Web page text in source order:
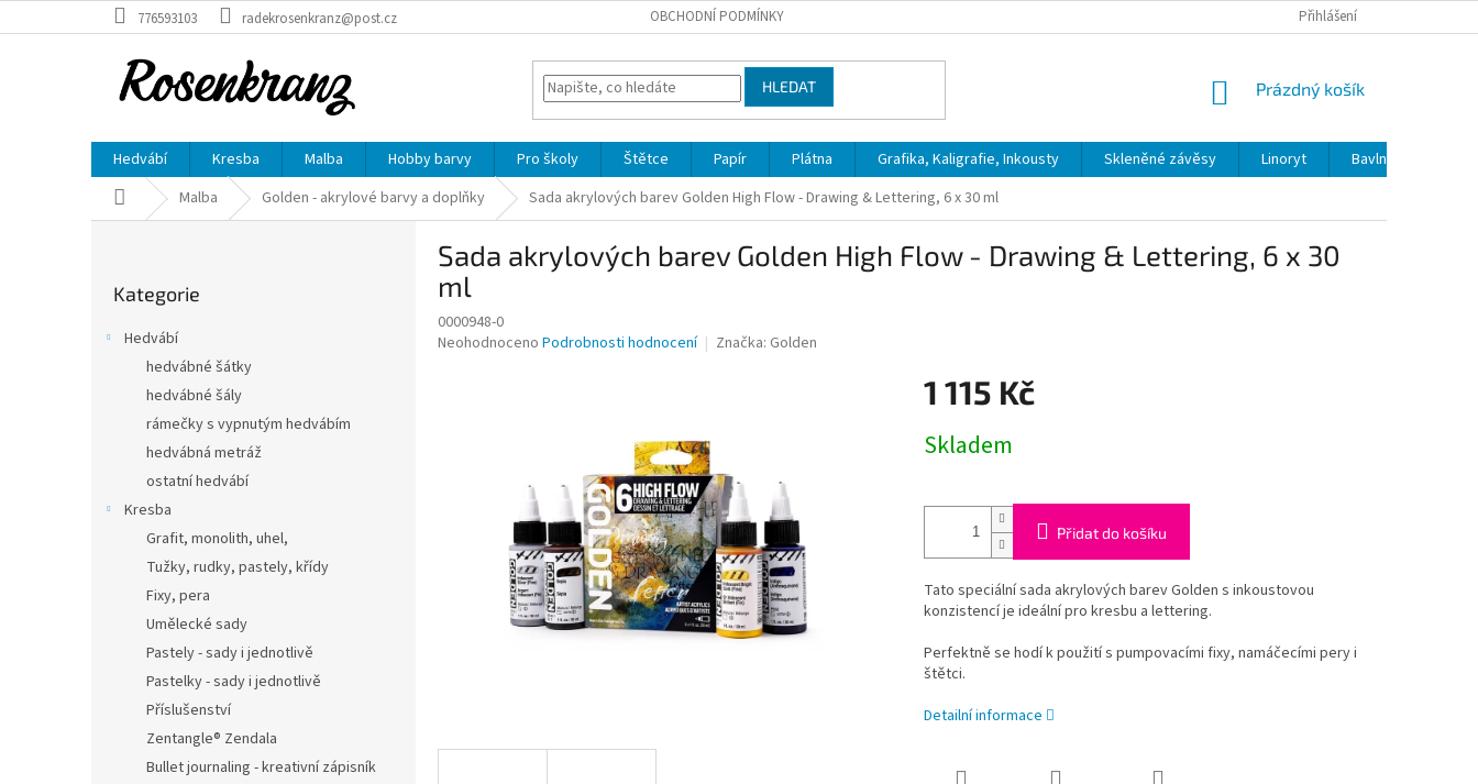
na
776593103 radekrosenkranz@post.cz OBCHODNÍ PODMÍNKY Přihlášení
HLEDAT
NÁKUPNÍ
Prázdný košík
Hedvábí Kresba Malba Hobby barvy Pro školy Štětce Papír Plátna Grafika, Kaligrafie, Inkousty Skleněné závěsy Linoryt Bavlna
Domů Malba Golden - akrylové barvy a doplňky Sada akrylových barev Golden High Flow - Drawing & Lettering, 6 x 30 ml
kategorie
Kategorie
Hedvábí
hedvábné šátky
hedvábné šály
rámečky s vypnutým hedvábím
hedvábná metráž
ostatní hedvábí
Kresba
Grafit, monolith, uhel,
Tužky, rudky, pastely, křídy
Fixy, pera
Umělecké sady
Pastely - sady i jednotlivě
Pastelky - sady i jednotlivě
Příslušenství
Zentangle® Zendala
Bullet journaling - kreativní zápisník
Sada akrylových barev Golden High Flow - Drawing & Lettering, 6 x 30
ml
0000948-0
Průměrné
Neohodnoceno Podrobnosti hodnocení Značka: Golden
1 115 Kč
cena:
Skladem
Přidat do košíku
Tato speciální sada akrylových barev Golden s inkoustovou
konzistencí je ideální pro kresbu a lettering.
Perfektně se hodí k použití s pumpovacími fixy, namáčecími pery i
štětci.
Detailní informace